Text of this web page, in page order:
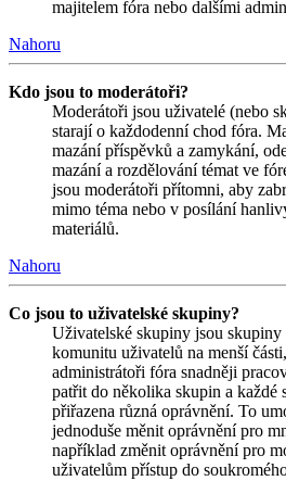
majitelem fóra nebo dalšími
Nahoru
Kdo jsou to moderátoři?
Moderátoři jsou uživatelé (nebo
starají o každodenní chod fóra.
mazání příspěvků a zamykání,
mazání a rozdělování témat ve
jsou moderátoři přítomni, aby
mimo téma nebo v posílání
materiálů.
Nahoru
Co jsou to uživatelské skupiny?
Uživatelské skupiny jsou
komunitu uživatelů na menší
administrátoři fóra snadněji
patřit do několika skupin a každé
přiřazena různá oprávnění. To
jednoduše měnit oprávnění pro
například změnit oprávnění pro
uživatelům přístup do